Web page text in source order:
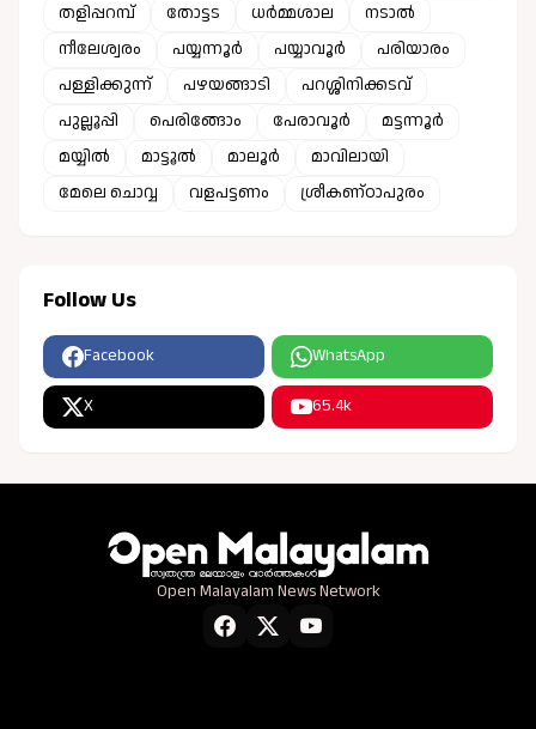
തളിപ്പറമ്പ്
തോട്ടട ധർമ്മശാല
നടാൽ
നീലേശ്വരം
പയ്യന്നൂർ പയ്യാവൂർ
പരിയാരം
പള്ളിക്കുന്ന്
പഴയങ്ങാടി
പറശ്ശിനിക്കടവ്
പുല്ലൂപ്പി
പെരിങ്ങോം പേരാവൂർ
മട്ടന്നൂർ
മയ്യിൽ
മാട്ടൂൽ മാലൂർ
മാവിലായി
മേലെ ചൊവ്വ
വളപട്ടണം ശ്രീകണ്ഠാപുരം
Follow Us
Facebook WhatsApp
X 65.4k
Open Malayalam News Network